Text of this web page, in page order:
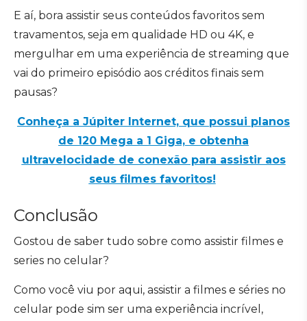
E aí, bora assistir seus conteúdos favoritos sem
travamentos, seja em qualidade HD ou 4K, e
mergulhar em uma experiência de streaming que
vai do primeiro episódio aos créditos finais sem
pausas?
Conheça a Júpiter Internet, que possui planos
de 120 Mega a 1 Giga, e obtenha
ultravelocidade de conexão para assistir aos
seus filmes favoritos!
Conclusão
Gostou de saber tudo sobre como assistir filmes e
series no celular?
Como você viu por aqui, assistir a filmes e séries no
celular pode sim ser uma experiência incrível,